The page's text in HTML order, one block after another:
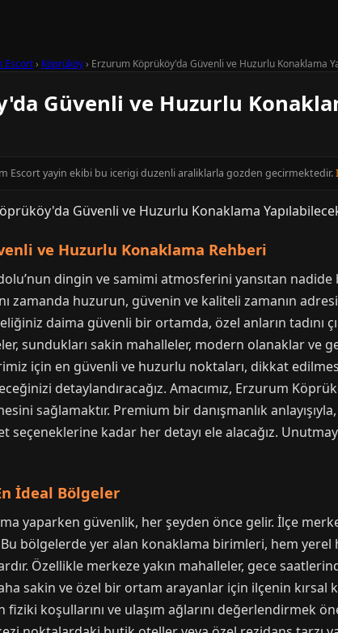
Escort› Köprüköy› Erzurum Köprüköy'da Güvenli ve Huzurlu Konaklama
Güvenli ve Huzurlu
Escort yayin ekibi bu icerigi duzenli araliklarla gozden gecirmektedir.
ve Huzurlu Konaklama Rehberi
dingin ve samimi atmosferini yansıtan
zamanda huzurun, güvenin ve kaliteli zamanın
daima güvenli bir ortamda, özel anların tadını
sundukları sakin mahalleler, modern olanaklar ve
için en güvenli ve huzurlu noktaları, dikkat
detaylandıracağız. Amacımız, Erzurum
sağlamaktır. Premium bir danışmanlık
seçeneklerine kadar her detayı ele alacağız.
İdeal Bölgeler
yaparken güvenlik, her şeyden önce gelir. İlçe
bölgelerde yer alan konaklama birimleri, hem
Özellikle merkeze yakın mahalleler, gece
sakin ve özel bir ortam arayanlar için ilçenin
koşullarını ve ulaşım ağlarını değerlendirmek